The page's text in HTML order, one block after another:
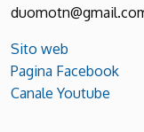
Sito web
Pagina Facebook
Canale Youtube